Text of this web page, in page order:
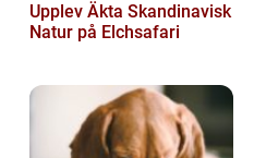
Upplev Äkta Skandinavisk
Natur på Elchsafari